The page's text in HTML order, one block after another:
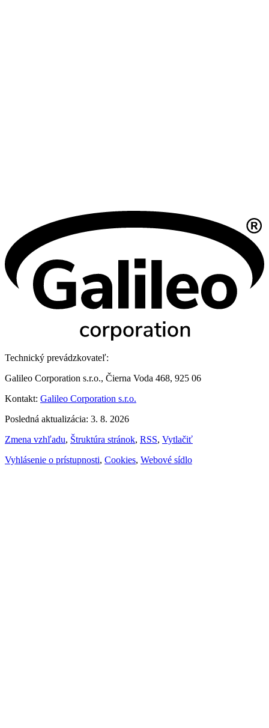
Technický prevádzkovateľ:
Galileo Corporation s.r.o., Čierna Voda 468, 925 06
Kontakt: Galileo Corporation s.r.o.
Posledná aktualizácia: 3. 8. 2026
Zmena vzhľadu, Štruktúra stránok, RSS, Vytlačiť
Vyhlásenie o prístupnosti, Cookies, Webové sídlo